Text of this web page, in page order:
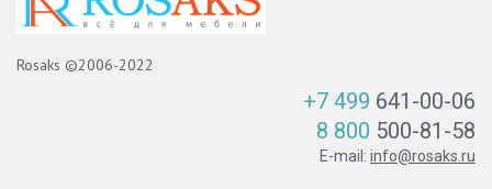
Rosaks ©2006-2022
+7 499 641-00-06
8 800 500-81-58
E-mail: info@rosaks.ru